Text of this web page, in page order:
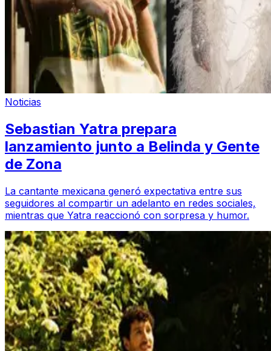
Noticias
Sebastian Yatra prepara
lanzamiento junto a Belinda y Gente
de Zona
La cantante mexicana generó expectativa entre sus
seguidores al compartir un adelanto en redes sociales,
mientras que Yatra reaccionó con sorpresa y humor.